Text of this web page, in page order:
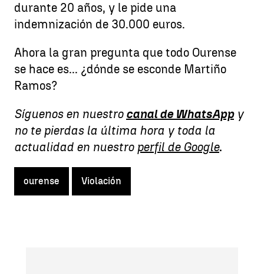
durante 20 años, y le pide una
indemnización de 30.000 euros.
Ahora la gran pregunta que todo Ourense
se hace es... ¿dónde se esconde Martiño
Ramos?
Síguenos en nuestro canal de WhatsAppy
no te pierdas la última hora y toda la
actualidad en nuestro perfil de Google.
ourense Violación